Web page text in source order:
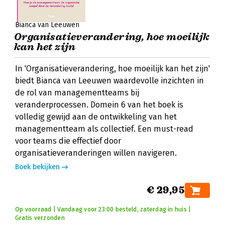
Bianca van Leeuwen
Organisatieverandering, hoe moeilijk
kan het zijn
In 'Organisatieverandering, hoe moeilijk kan het zijn'
biedt Bianca van Leeuwen waardevolle inzichten in
de rol van managementteams bij
veranderprocessen. Domein 6 van het boek is
volledig gewijd aan de ontwikkeling van het
managementteam als collectief. Een must-read
voor teams die effectief door
organisatieveranderingen willen navigeren.
Boek bekijken
€ 29,95
Op voorraad | Vandaag voor 23:00 besteld, zaterdag in huis |
Gratis verzonden